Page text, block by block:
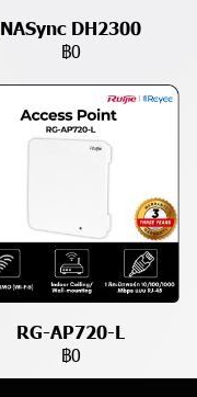
NASync DH2300
฿0
RG-AP720-L
฿0